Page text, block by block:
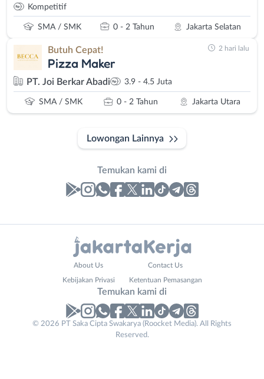
Kompetitif
SMA / SMK 0 - 2 Tahun Jakarta Selatan
Butuh Cepat!
Pizza Maker
PT. Joi Berkar Abadi 3.9 - 4.5 Juta
SMA / SMK 0 - 2 Tahun Jakarta Utara
2 hari lalu
Lowongan Lainnya
Temukan kami di
No. Telp /
About Us Contact Us
Kebijakan Privasi Ketentuan Pemasangan
Temukan kami di
© 2026 PT Saka Cipta Swakarya (Roocket Media). All Rights
Reserved.